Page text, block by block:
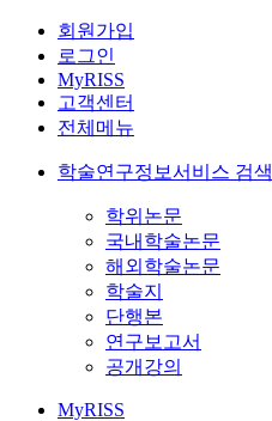
회원가입
로그인
MyRISS
고객센터
전체메뉴
학술연구정보서비스 검색
학위논문
국내학술논문
해외학술논문
학술지
단행본
연구보고서
공개강의
MyRISS